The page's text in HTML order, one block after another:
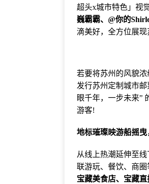
超头x城市特色」视
巍霸霸、@你的
滴美好，全方位展现
若要将苏州的风貌
发行苏州定制城市
眼千年，一步未来”
游客!
地标璀璨映游船摇
从线上热潮延伸至
联游玩、餐饮、商
宝藏美食店、宝藏直